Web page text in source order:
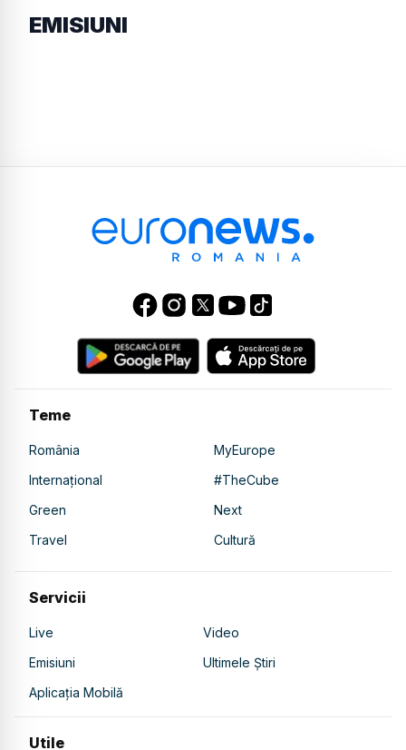
EMISIUNI
Teme
România
MyEurope
Internațional
#TheCube
Green
Next
Travel
Cultură
Servicii
Live
Video
Emisiuni
Ultimele Știri
Aplicația Mobilă
Utile